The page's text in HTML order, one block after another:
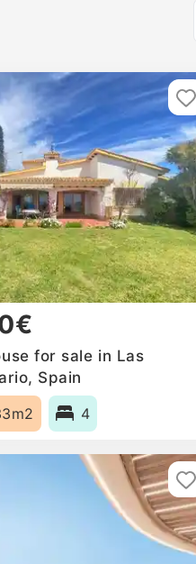
for sale in Las
Spain
4